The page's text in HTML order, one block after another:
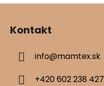
Z
Kontakt
info@mamtex.sk
+420 602 238 427